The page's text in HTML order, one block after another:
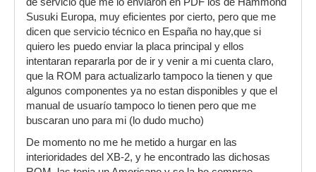
Susuki Europa, muy eficientes por cierto, pero que me
dicen que servicio técnico en España no hay,que si
quiero les puedo enviar la placa principal y ellos
intentaran repararla por de ir y venir a mi cuenta claro,
que la ROM para actualizarlo tampoco la tienen y que
algunos componentes ya no estan disponibles y que el
manual de usuarío tampoco lo tienen pero que me
buscaran uno para mi (lo dudo mucho)
De momento no me he metido a hurgar en las
interioridades del XB-2, y he encontrado las dichosas